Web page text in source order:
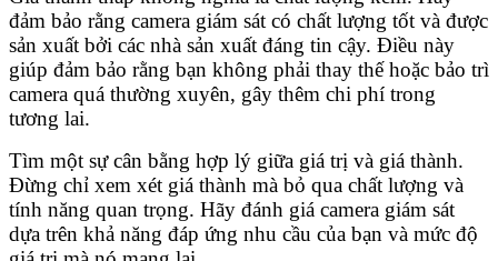
đảm bảo rằng camera giám sát có chất lượng tốt và được
sản xuất bởi các nhà sản xuất đáng tin cậy. Điều này
giúp đảm bảo rằng bạn không phải thay thế hoặc bảo trì
camera quá thường xuyên, gây thêm chi phí trong
tương lai.
Tìm một sự cân bằng hợp lý giữa giá trị và giá thành.
Đừng chỉ xem xét giá thành mà bỏ qua chất lượng và
tính năng quan trọng. Hãy đánh giá camera giám sát
dựa trên khả năng đáp ứng nhu cầu của bạn và mức độ